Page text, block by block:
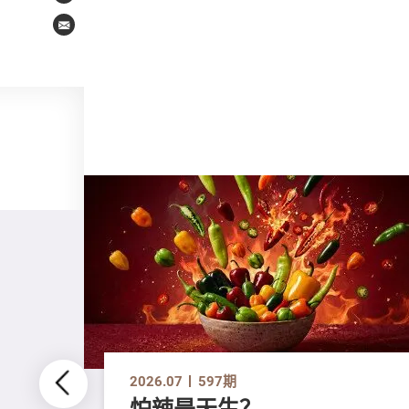
Email
2026.07 597期